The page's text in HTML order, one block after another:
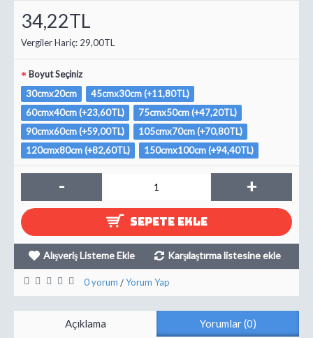
34,22TL
Vergiler Hariç: 29,00TL
Boyut Seçiniz
30cmx20cm
45cmx30cm (+11,80TL)
60cmx40cm (+23,60TL)
75cmx50cm (+47,20TL)
90cmx60cm (+59,00TL)
105cmx70cm (+70,80TL)
120cmx80cm (+82,60TL)
150cmx100cm (+94,40TL)
- +
SEPETE EKLE
Alışveriş Listeme Ekle Karşılaştırma listesine ekle
0 yorum /Yorum Yap
Açıklama Yorumlar (0)